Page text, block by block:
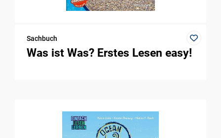
Sachbuch
Was ist Was? Erstes Lesen easy!